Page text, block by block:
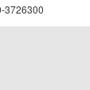
3726300